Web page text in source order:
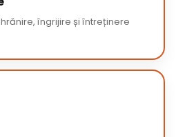
îngrijire și întreținere